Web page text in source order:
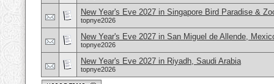
New Year's Eve 2027 in Singapore Bird Paradise &
topnye2026
New Year's Eve 2027 in San Miguel de Allende,
topnye2026
New Year's Eve 2027 in Riyadh, Saudi Arabia
topnye2026